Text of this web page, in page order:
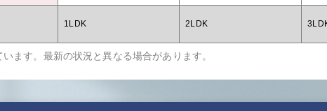
1LDK 2LDK
ます。最新の状況と異なる場合があります。